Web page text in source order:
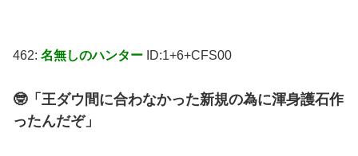
462: 名無しのハンター ID:1+6+CFS00
🤓「王ダウ間に合わなかった新規の為に渾身護石作
ったんだぞ」